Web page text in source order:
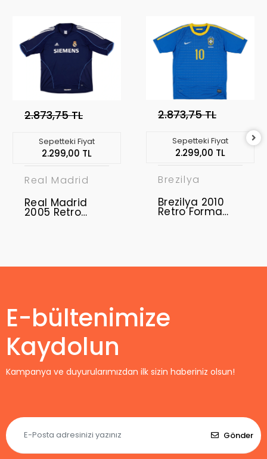
2.873,75 TL
Sepetteki Fiyat
2.299,00 TL
Real Madrid
Real Madrid
2005 Retro
2.873,75 TL
Sepetteki Fiyat
2.299,00 TL
Brezilya
Brezilya 2010
Retro Forma
E-bültenimize
Kaydolun
Kampanya ve duyurularımızdan ilk sizin haberiniz olsun!
Gönder